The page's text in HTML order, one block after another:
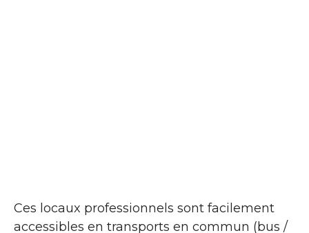
Ces locaux professionnels sont facilement
accessibles en transports en commun (bus /